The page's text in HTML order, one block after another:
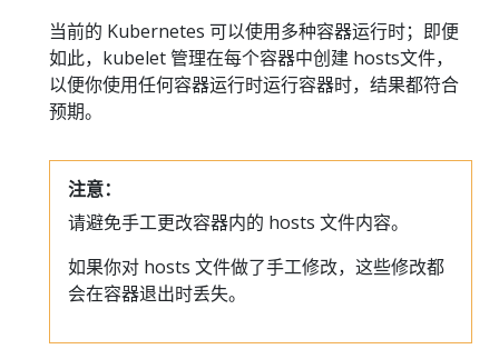
当前的 Kubernetes 可以使用多种容器运行时；即便
如此，kubelet 管理在每个容器中创建 hosts文件，
以便你使用任何容器运行时运行容器时，结果都符合
预期。
注意：
请避免手工更改容器内的 hosts 文件内容。
如果你对 hosts 文件做了手工修改，这些修改都
会在容器退出时丢失。